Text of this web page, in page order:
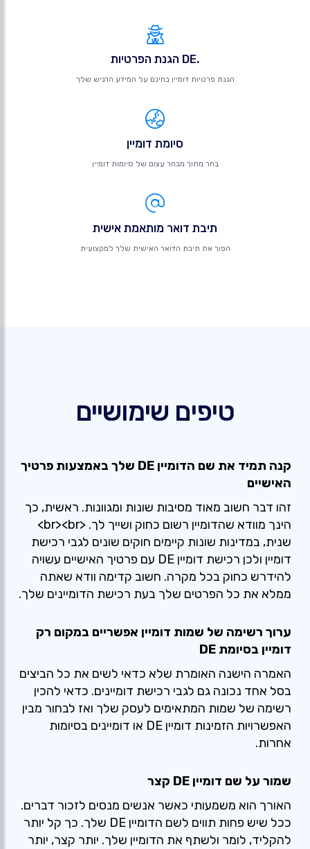
.DE הגנת הפרטיות
הגנת פרטיות דומיין בחינם על המידע הרגיש שלך
סיומת דומיין
בחר מתוך מבחר עצום של סיומות דומיין
תיבת דואר מותאמת אישית
הפוך את תיבת הדואר האישית שלך למקצועית
טיפים שימושיים
קנה תמיד את שם הדומיין DE שלך באמצעות פרטיך
האישיים
זהו דבר חשוב מאוד מסיבות שונות ומגוונות. ראשית, כך
הינך מוודא שהדומיין רשום כחוק ושייך לך. <br><br>
שנית, במדינות שונות קיימים חוקים שונים לגבי רכישת
דומיין ולכן רכישת דומיין DE עם פרטיך האישיים עשויה
להידרש כחוק בכל מקרה. חשוב קדימה וודא שאתה
ממלא את כל הפרטים שלך בעת רכישת הדומיינים שלך.
ערוך רשימה של שמות דומיין אפשריים במקום רק
דומיין בסיומת DE
האמרה הישנה האומרת שלא כדאי לשים את כל הביצים
בסל אחד נכונה גם לגבי רכישת דומיינים. כדאי להכין
רשימה של שמות המתאימים לעסק שלך ואז לבחור מבין
האפשרויות הזמינות דומיין DE או דומיינים בסיומות
אחרות.
שמור על שם דומיין DE קצר
האורך הוא משמעותי כאשר אנשים מנסים לזכור דברים.
ככל שיש פחות תווים לשם הדומיין DE שלך. כך קל יותר
להקליד, לומר ולשתף את הדומיין שלך. יותר קצר, יותר